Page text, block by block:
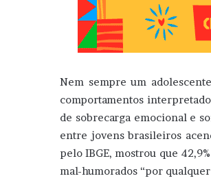
Nem sempre um
comportamentos
de sobrecarga emocional e
entre jovens brasileiros
pelo IBGE, mostrou que
mal-humorados “por